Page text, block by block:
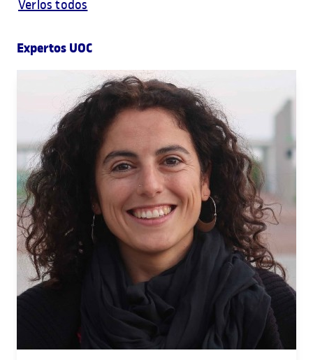
Verlos todos
Expertos UOC